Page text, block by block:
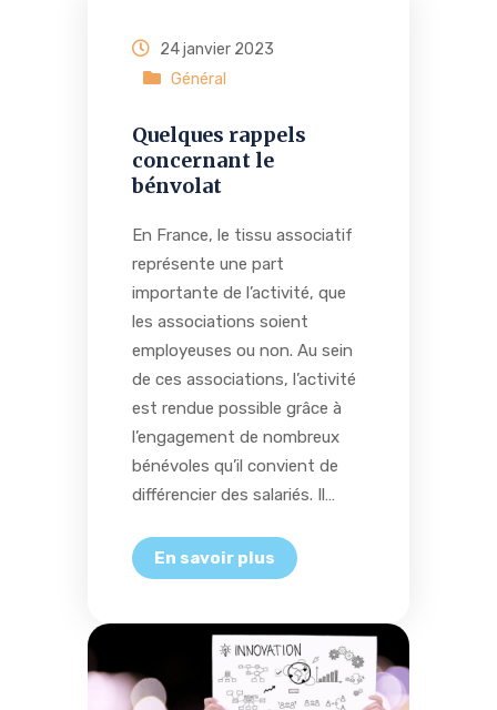
24 janvier 2023
Général
Quelques rappels
concernant le
bénvolat
En France, le tissu associatif
représente une part
importante de l’activité, que
les associations soient
employeuses ou non. Au sein
de ces associations, l’activité
est rendue possible grâce à
l’engagement de nombreux
bénévoles qu’il convient de
différencier des salariés. Il…